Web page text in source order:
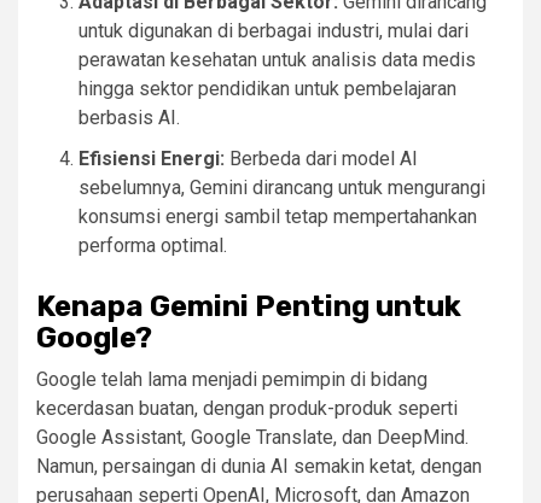
untuk digunakan di berbagai industri, mulai dari
perawatan kesehatan untuk analisis data medis
hingga sektor pendidikan untuk pembelajaran
berbasis AI.
Efisiensi Energi: Berbeda dari model AI
sebelumnya, Gemini dirancang untuk mengurangi
konsumsi energi sambil tetap mempertahankan
performa optimal.
Kenapa Gemini Penting untuk
Google?
Google telah lama menjadi pemimpin di bidang
kecerdasan buatan, dengan produk-produk seperti
Google Assistant, Google Translate, dan DeepMind.
Namun, persaingan di dunia AI semakin ketat, dengan
perusahaan seperti OpenAI, Microsoft, dan Amazon